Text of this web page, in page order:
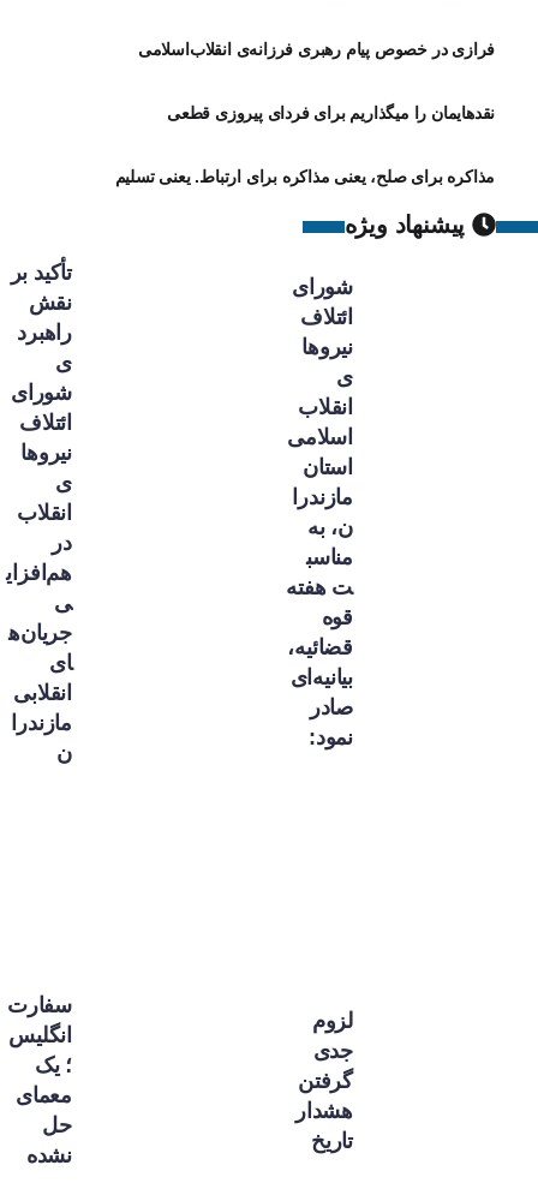
فرازی در خصوص پیام رهبری فرزانه‌ی انقلاب‌اسلامی
نقدهایمان را میگذاریم برای فردای پیروزی قطعی
مذاکره برای صلح، یعنی مذاکره برای ارتباط. یعنی تسلیم
پیشنهاد ویژه
شورای
ائتلاف
نیروها
ی
انقلاب
اسلامی
استان
مازندرا
ن، به
مناسب
ت هفته
قوه
قضائیه،
بیانیه‌ای
صادر
نمود:
تأکید بر
نقش
راهبرد
ی
شورای
ائتلاف
نیروها
ی
انقلاب
در
هم‌افزای
ی
جریان‌ه
ای
انقلابی
مازندرا
ن
لزوم
جدی
گرفتن
هشدار
تاریخ
سفارت
انگلیس
؛ یک
معمای
حل
نشده